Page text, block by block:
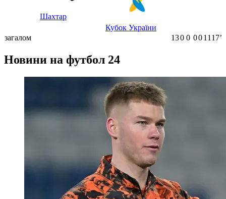
Шахтар
Кубок України
загалом 130 0 001117ʼ
Новини на футбол 24